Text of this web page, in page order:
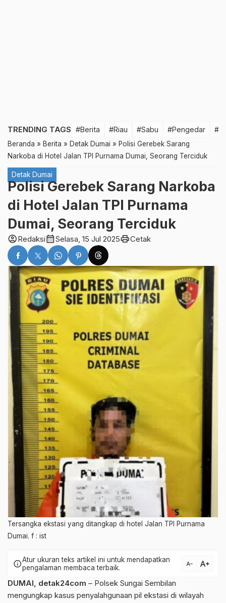
TRENDING TAGS #Berita #Riau #Sabu #Pengedar
Beranda » Berita » Detak Dumai » Polisi Gerebek Sarang
Narkoba di Hotel Jalan TPI Purnama Dumai, Seorang Terciduk
Detak Dumai
Polisi Gerebek Sarang Narkoba
di Hotel Jalan TPI Purnama
Dumai, Seorang Terciduk
account_circleRedaksicalendar_monthSelasa, 15 Jul 2025printCetak
Tersangka ekstasi yang ditangkap di hotel Jalan TPI Purnama
Dumai. f : ist
infoAtur ukuran teks artikel ini untuk mendapatkan
pengalaman membaca terbaik.
text_decrease text_increase
DUMAI, detak24com – Polsek Sungai Sembilan
mengungkap kasus penyalahgunaan pil ekstasi di wilayah